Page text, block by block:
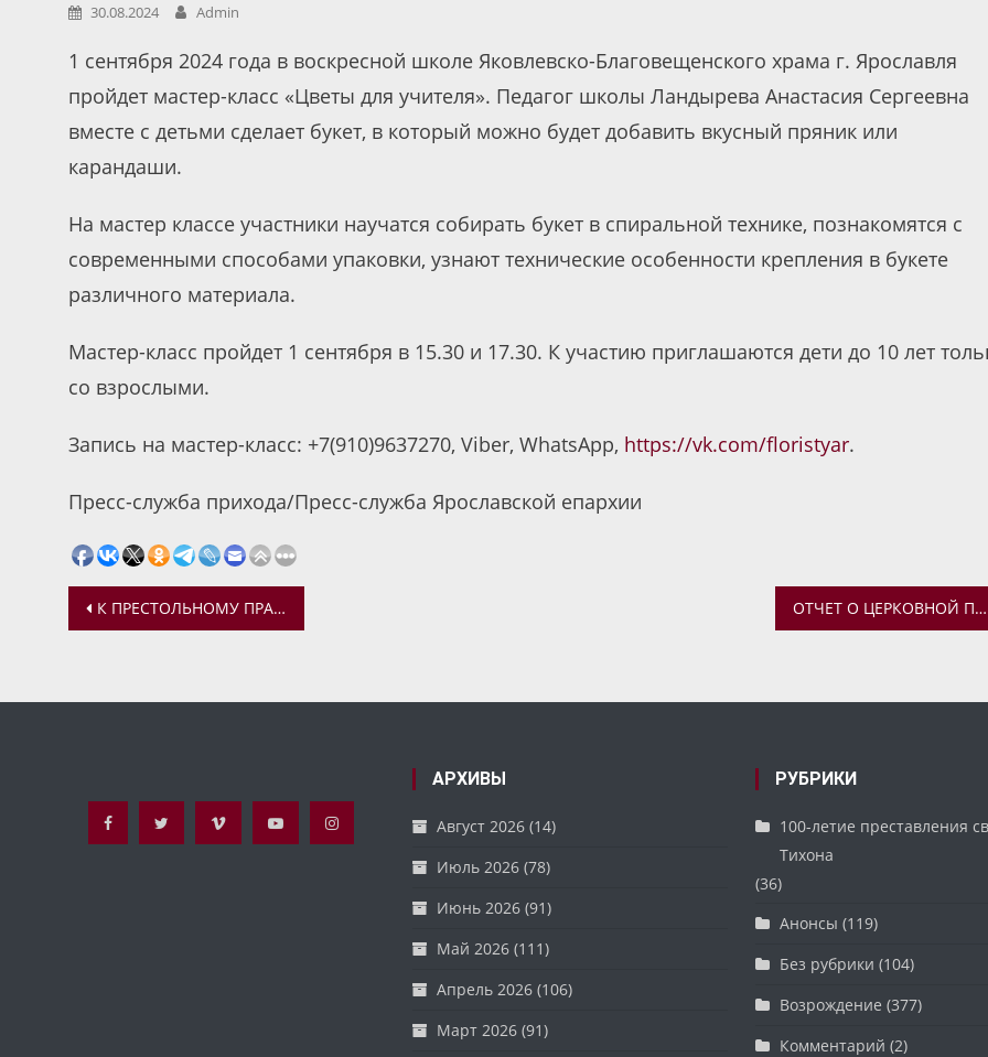
30.08.2024 Admin
1 сентября 2024 года в воскресной школе Яковлевско-Благовещенского храма г. Ярославля
пройдет мастер-класс «Цветы для учителя». Педагог школы Ландырева Анастасия Сергеевна
вместе с детьми сделает букет, в который можно будет добавить вкусный пряник или
карандаши.
На мастер классе участники научатся собирать букет в спиральной технике, познакомятся с
современными способами упаковки, узнают технические особенности крепления в букете
различного материала.
Мастер-класс пройдет 1 сентября в 15.30 и 17.30. К участию приглашаются дети до 10 лет
со взрослыми.
Запись на мастер-класс: +7(910)9637270, Viber, WhatsApp, https://vk.com/floristyar.
Пресс-служба прихода/Пресс-служба Ярославской епархии
Навигация
записям
К ПРЕСТОЛЬНОМУ ПРАЗДНИКУ СПАССКОГО ХРАМА ОТРЕСТАВРИРОВАН КИОТ ХРАМОВОЙ ИКОНЫ ОТЧЕТ О ЦЕРКОВНОЙ ПОМОЩИ ПОСТРАДАВШИМ В КУРСКОЙ И БЕЛГОРОДСКОЙ ОБЛАСТЯХ ЗА 29 АВГУСТА
АРХИВЫ
Август 2026(14)
Июль 2026(78)
Июнь 2026(91)
Май 2026(111)
Апрель 2026(106)
Март 2026(91)
РУБРИКИ
100-летие преставления
Тихона
(36)
Анонсы (119)
Без рубрики (104)
Возрождение (377)
Комментарий (2)